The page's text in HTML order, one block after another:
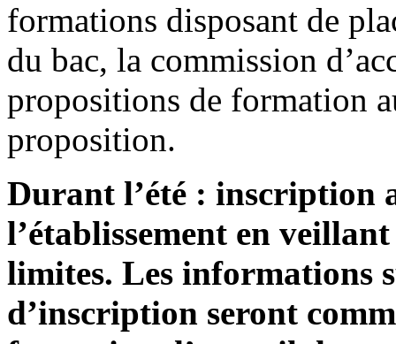
formations disposant de
du bac, la commission
propositions de formation
proposition.
Durant l’été : inscription
l’établissement en
limites. Les informations
d’inscription seront